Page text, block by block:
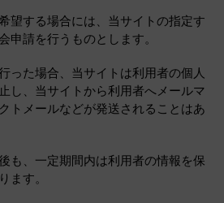
望する場合には、当サイトの指定す
申請を行うものとします。
った場合、当サイトは利用者の個人
し、当サイトから利用者へメールマ
トメールなどが発送されることはあ
も、一定期間内は利用者の情報を保
ます。